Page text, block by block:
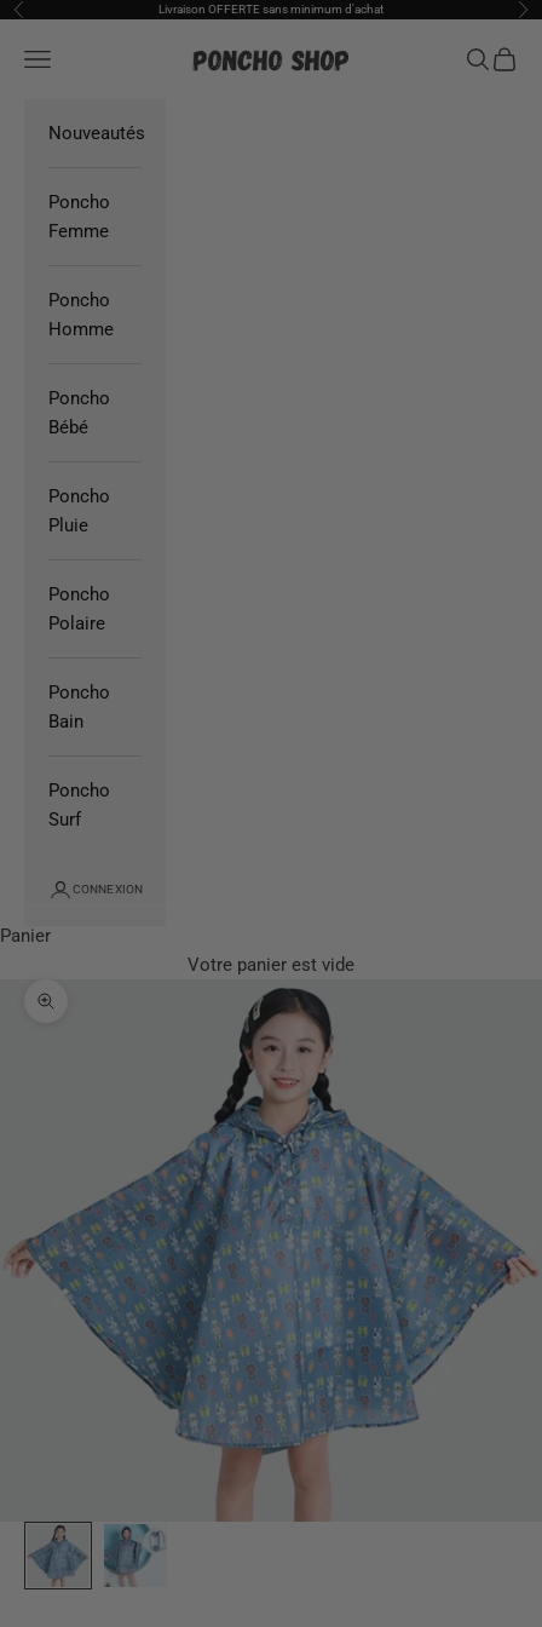
Passer au contenu
Précédent Livraison OFFERTE sans minimum d'achat
Poncho Shop
Ouvrir la navigation Ouvrir la
Voir
Nouveautés
Poncho
Femme
Poncho
Homme
Poncho
Bébé
Poncho
Pluie
Poncho
Polaire
Poncho
Bain
Poncho
Surf
CONNEXION
Panier
Votre panier est vide
Zoomer sur l'image